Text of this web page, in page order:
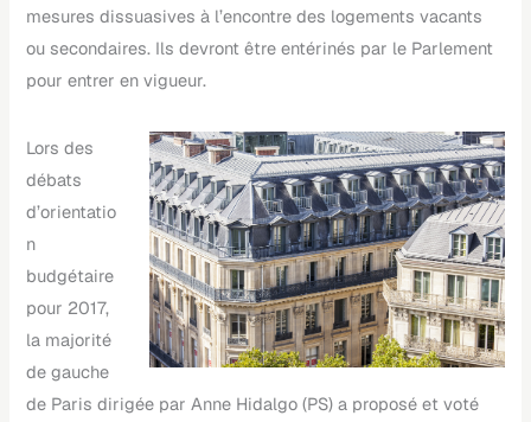
mesures dissuasives à l’encontre des logements vacants
ou secondaires. Ils devront être entérinés par le Parlement
pour entrer en vigueur.
Lors des
débats
d’orientatio
n
budgétaire
pour 2017,
la majorité
de gauche
de Paris dirigée par Anne Hidalgo (PS) a proposé et voté